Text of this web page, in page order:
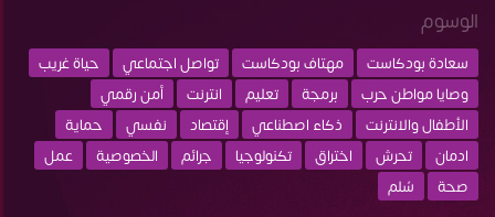
الوسوم
سعادة بودكاست مهتاف بودكاست تواصل اجتماعي
حياة غريب
وصايا مواطن حرب
برمجة تعليم انترنت
أمن رقمي
الأطفال والانترنت
ذكاء اصطناعي إقتصاد نفسي
حماية
ادمان
تحرش اختراق تكنولوجيا جرائم الخصوصية
عمل
صحة
سُلم